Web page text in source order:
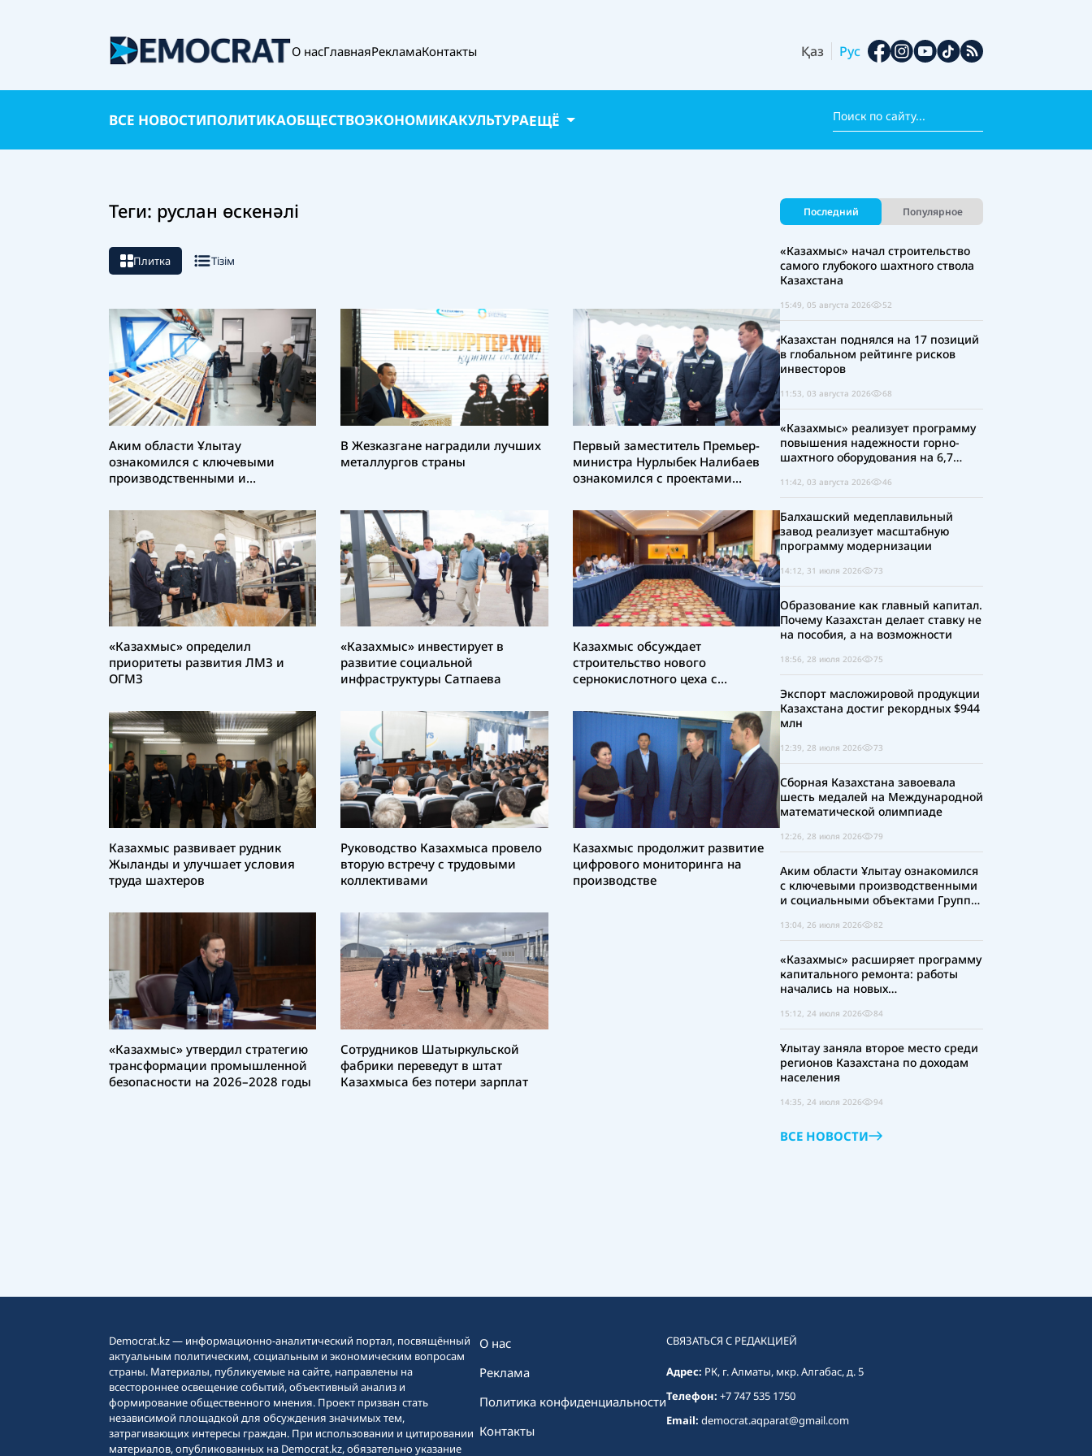
О насГлавнаяРекламаКонтакты Қаз Рус
ВСЕ НОВОСТИПОЛИТИКАОБЩЕСТВОЭКОНОМИКАКУЛЬТУРАЕЩЁ
Теги: руслан өскенәлі
Плитка Тізім
Аким области Ұлытау
ознакомился с ключевыми
производственными и
«Казахмыс» в регионе
В Жезказгане наградили лучших
металлургов страны
Первый заместитель Премьер-
министра Нурлыбек Налибаев
ознакомился с проектами
«Казахмыс» определил
приоритеты развития ЛМЗ и
ОГМЗ
«Казахмыс» инвестирует в
развитие социальной
инфраструктуры Сатпаева
Казахмыс обсуждает
строительство нового
сернокислотного цеха с
компаниями
Казахмыс развивает рудник
Жыланды и улучшает условия
труда шахтеров
Руководство Казахмыса провело
вторую встречу с трудовыми
коллективами
Казахмыс продолжит развитие
цифрового мониторинга на
производстве
«Казахмыс» утвердил стратегию
трансформации промышленной
безопасности на 2026–2028 годы
Сотрудников Шатыркульской
фабрики переведут в штат
Казахмыса без потери зарплат
Последний Популярное
«Казахмыс» начал строительство
самого глубокого шахтного ствола
Казахстана
15:49, 05 августа 2026 52
Казахстан поднялся на 17 позиций
в глобальном рейтинге рисков
инвесторов
11:53, 03 августа 2026 68
«Казахмыс» реализует программу
повышения надежности горно-
шахтного оборудования на 6,7
11:42, 03 августа 2026 46
Балхашский медеплавильный
завод реализует масштабную
программу модернизации
14:12, 31 июля 2026 73
Образование как главный капитал.
Почему Казахстан делает ставку не
на пособия, а на возможности
18:56, 28 июля 2026 75
Экспорт масложировой продукции
Казахстана достиг рекордных $944
млн
12:39, 28 июля 2026 73
Сборная Казахстана завоевала
шесть медалей на Международной
математической олимпиаде
12:26, 28 июля 2026 79
Аким области Ұлытау ознакомился
с ключевыми производственными
и социальными объектами Группы
13:04, 26 июля 2026 82
«Казахмыс» расширяет программу
капитального ремонта: работы
начались на новых
15:12, 24 июля 2026 84
Ұлытау заняла второе место среди
регионов Казахстана по доходам
населения
14:35, 24 июля 2026 94
ВСЕ НОВОСТИ
Democrat.kz — информационно-аналитический портал, посвящённый
актуальным политическим, социальным и экономическим вопросам
страны. Материалы, публикуемые на сайте, направлены на
всестороннее освещение событий, объективный анализ и
формирование общественного мнения. Проект призван стать
независимой площадкой для обсуждения значимых тем,
затрагивающих интересы граждан. При использовании и цитировании
материалов, опубликованных на Democrat.kz, обязательно указание
О нас
Реклама
Политика конфиденциальности
Контакты
СВЯЗАТЬСЯ С РЕДАКЦИЕЙ
Адрес: РК, г. Алматы, мкр. Алгабас, д. 5
Телефон: +7 747 535 1750
Email: democrat.aqparat@gmail.com